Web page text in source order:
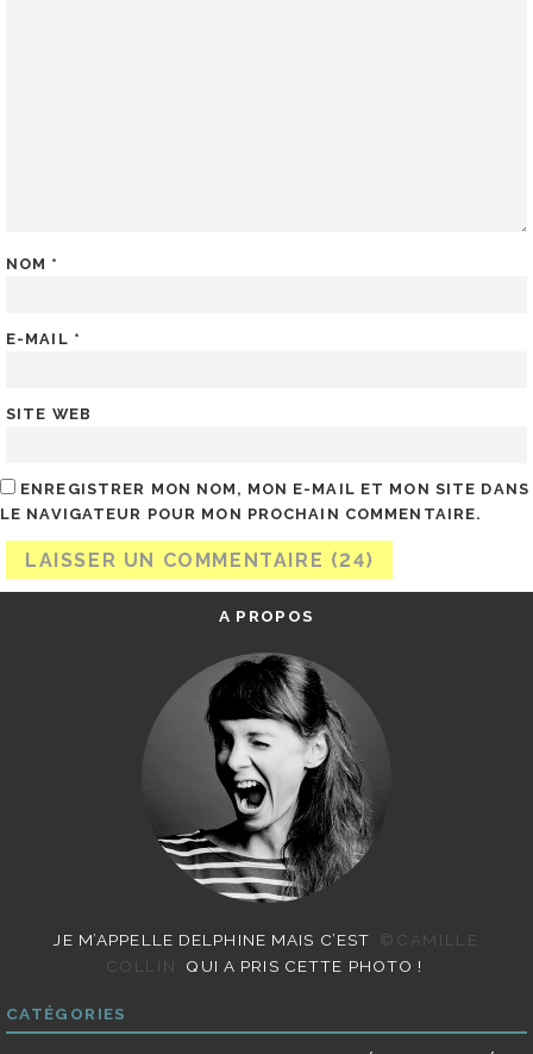
NOM *
E-MAIL *
SITE WEB
ENREGISTRER MON NOM, MON E-MAIL ET MON SITE DANS
LE NAVIGATEUR POUR MON PROCHAIN COMMENTAIRE.
A PROPOS
JE M’APPELLE DELPHINE MAIS C’EST
©CAMILLE
COLLIN
QUI A PRIS CETTE PHOTO !
CATÉGORIES